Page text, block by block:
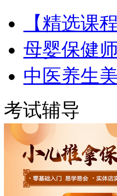
【精选课
母婴保健
中医养生
考试辅导